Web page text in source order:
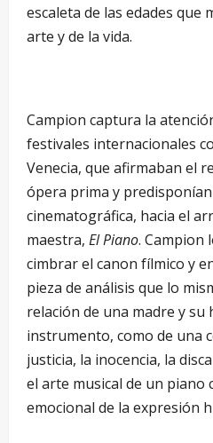
escaleta de las edades que
arte y de la vida.
Campion captura la
festivales internacionales
Venecia, que afirmaban el
ópera prima y predisponían
cinematográfica, hacia el
maestra, El Piano. Campion
cimbrar el canon fílmico y
pieza de análisis que lo
relación de una madre y su
instrumento, como de una
justicia, la inocencia, la
el arte musical de un piano
emocional de la expresión